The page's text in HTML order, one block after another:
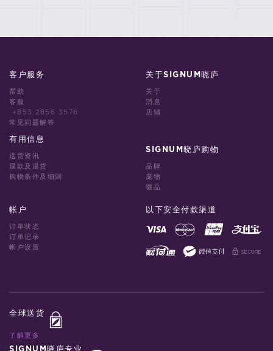
客户服务
帮助
客服
+853 2856 3576
常见问题解答
有用信息
送货资讯
退款及退货
购物条件及细则
关于SIGNUM晓庐
关于
消息
店铺
SIGNUM晓庐购物
品牌
庞物
缀品
帐户
订单状态
订单记录
帐户设置
以下安全付款渠道
全球送货
了解更多